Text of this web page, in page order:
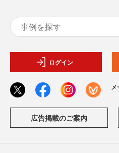
ログイン
メ
広告掲載のご案内